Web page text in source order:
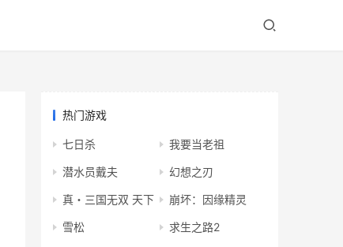
热门游戏
七日杀 我要当老祖
潜水员戴夫 幻想之刃
真・三国无双 天下 崩坏：因缘精灵
雪松 求生之路2